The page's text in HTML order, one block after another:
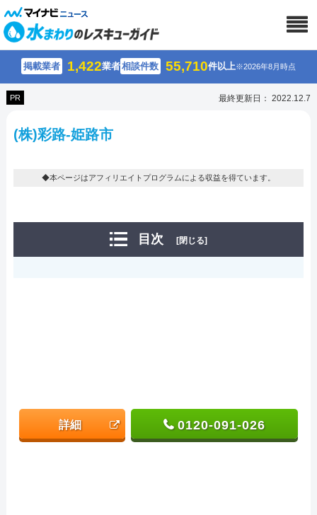
掲載業者 1,422業者相談件数 55,710件以上※2026年8月時点
PR 最終更新日： 2022.12.7
(株)彩路-姫路市
◆本ページはアフィリエイトプログラムによる収益を得ています。
目次 [閉じる]
詳細 0120-091-026